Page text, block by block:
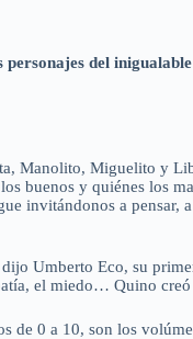
del
Manolito, Miguelito y
buenos y quiénes los
invitándonos a
Umberto Eco, su
el miedo… Quino
de 0 a 10, son los